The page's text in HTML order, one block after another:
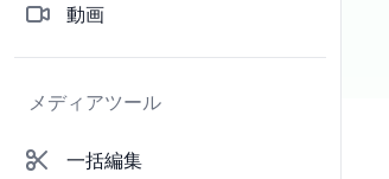
動画
メディアツール
一括編集